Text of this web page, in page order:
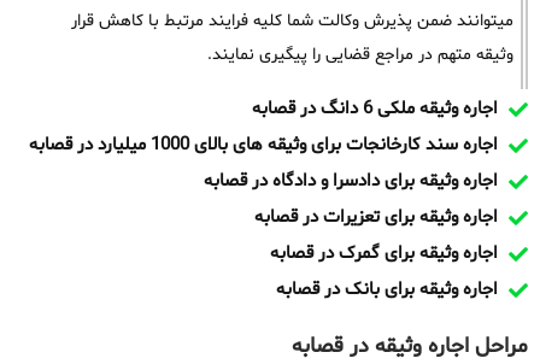
میتوانند ضمن پذیرش وکالت شما کلیه فرایند مرتبط با کاهش قرار
وثیقه متهم در مراجع قضایی را پیگیری نمایند.
اجاره وثیقه ملکی 6 دانگ در قصابه
اجاره سند کارخانجات برای وثیقه های بالای 1000 میلیارد در قصابه
اجاره وثیقه برای دادسرا و دادگاه در قصابه
اجاره وثیقه برای تعزیرات در قصابه
اجاره وثیقه برای گمرک در قصابه
اجاره وثیقه برای بانک در قصابه
مراحل اجاره وثیقه در قصابه